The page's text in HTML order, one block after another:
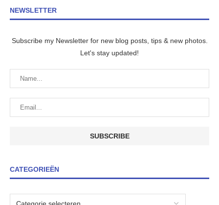
NEWSLETTER
Subscribe my Newsletter for new blog posts, tips & new photos.
Let's stay updated!
CATEGORIEËN